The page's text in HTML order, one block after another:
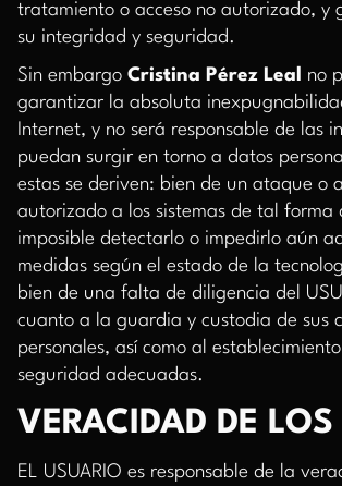
tratamiento o acceso no autorizado, y
su integridad y seguridad.
Sin embargo Cristina Pérez Leal
no
garantizar la absoluta
Internet, y no será responsable de las
puedan surgir en torno a datos
estas se deriven: bien de un ataque o
autorizado a los sistemas de tal forma
imposible detectarlo o impedirlo aún
medidas según el estado de la
bien de una falta de diligencia del
cuanto a la guardia y custodia de sus
personales, así como al
seguridad adecuadas.
VERACIDAD DE LOS
EL USUARIO es responsable de la